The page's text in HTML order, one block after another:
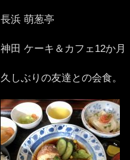
長浜 萌葱亭
神田 ケーキ＆カフェ12か月
久しぶりの友達との会食。